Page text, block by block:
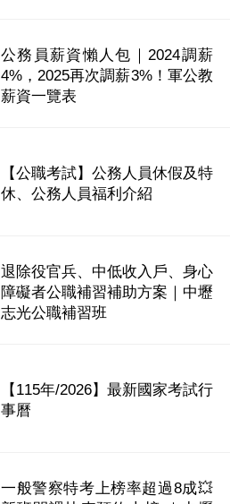
公務員薪資懶人包｜2024調薪
4%，2025再次調薪3%！軍公教
薪資一覽表
【公職考試】公務人員休假及特
休、公務人員福利介紹
退除役官兵、中低收入戶、身心
障礙者公職補習補助方案｜中壢
志光公職補習班
【115年/2026】最新國家考試行
事曆
一般警察特考上榜率超過8成💥